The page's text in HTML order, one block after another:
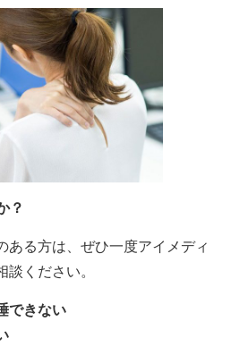
？
ある方は、ぜひ一度アイメディ
談ください。
できない